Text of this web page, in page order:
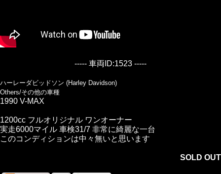
----- 車両ID:1523 -----
ハーレーダビッドソン (Harley Davidson)
Others/その他の車種
1990 V-MAX
1200cc フルオリジナル ワンオーナー
実走6000マイル 車検31/7 非常に綺麗な一台
このコンディションは中々無いと思います
SOLD OUT